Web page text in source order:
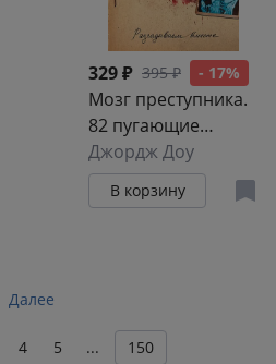
329 ₽ 395 ₽ - 17%
Мозг преступника.
82 пугающие
головоломки
Джордж Доу
В корзину
4 5 ... 150
Далее